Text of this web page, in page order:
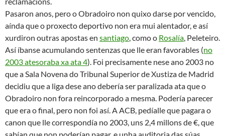
E que pasará se o ano que ven o Obradoiro é equipo ACB?
Plantéxanse muitas posibilidades que afectarían tanto os
equipos actuais de ACB, como de rebote os equipos que
militan en LEB Oro, Plata,pero estexa é outro tema, que
falaremos noutro post.
Seguro que continuará…